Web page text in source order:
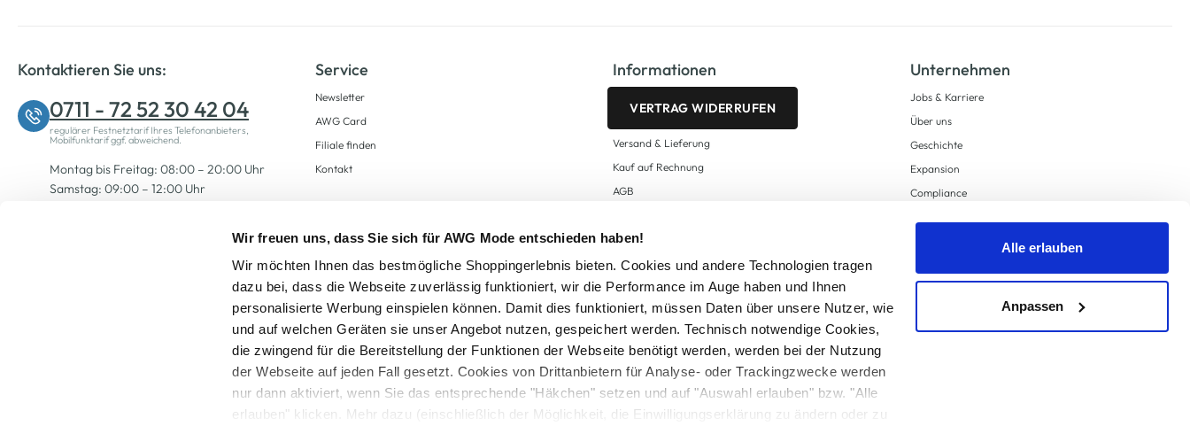
Wir freuen uns, dass Sie sich für AWG Mode entschieden haben!
Wir möchten Ihnen das bestmögliche Shoppingerlebnis bieten. Cookies und andere Technologien tragen
dazu bei, dass die Webseite zuverlässig funktioniert, wir die Performance im Auge haben und Ihnen
personalisierte Werbung einspielen können. Damit dies funktioniert, müssen Daten über unsere Nutzer, wie
und auf welchen Geräten sie unser Angebot nutzen, gespeichert werden. Technisch notwendige Cookies,
die zwingend für die Bereitstellung der Funktionen der Webseite benötigt werden, werden bei der Nutzung
der Webseite auf jeden Fall gesetzt. Cookies von Drittanbietern für Analyse- oder Trackingzwecke werden
nur dann aktiviert, wenn Sie das entsprechende "Häkchen" setzen und auf "Auswahl erlauben" bzw. "Alle
erlauben" klicken. Mehr dazu (einschließlich der Möglichkeit, die Einwilligungserklärung zu ändern oder zu
Alle erlauben
Anpassen
Kontaktieren Sie uns:
0711 - 72 52 30 42 04
regulärer Festnetztarif Ihres Telefonanbieters,
Mobilfunktarif ggf. abweichend.
Montag bis Freitag: 08:00 – 20:00 Uhr
Samstag: 09:00 – 12:00 Uhr
Service
Newsletter
AWG Card
Filiale finden
Kontakt
Informationen
VERTRAG WIDERRUFEN
Versand & Lieferung
Kauf auf Rechnung
AGB
Zahlungsarten
Datenschutz
AWG CARD Teilnahmebedingungen
Unternehmen
Jobs & Karriere
Über uns
Geschichte
Expansion
Compliance
Supply Chain Due Diligence
Alle Preise inkl. gesetzl. Mehrwertsteuer zzgl.